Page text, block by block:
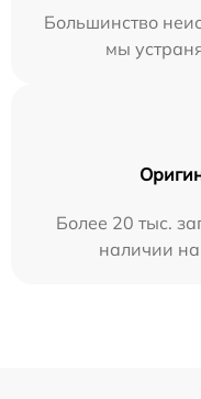
Большинство
мы
Более 20 тыс.
наличии